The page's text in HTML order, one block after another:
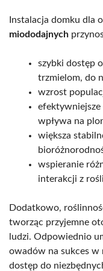
Instalacja domku dla
miododajnych
szybki dostęp
trzmielom, do
wzrost
wpływa na
większa
wspieranie
interakcji z
Dodatkowo,
tworząc przyjemne
ludzi. Odpowiednio
owadów na sukces w
dostęp do